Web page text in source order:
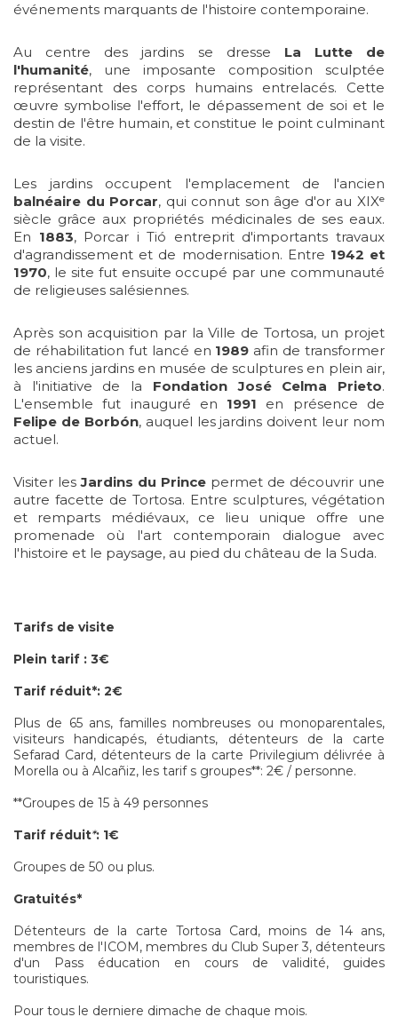
événements marquants de l'histoire contemporaine.
Au centre des jardins se dresse La Lutte de
l'humanité, une imposante composition sculptée
représentant des corps humains entrelacés. Cette
œuvre symbolise l'effort, le dépassement de soi et le
destin de l'être humain, et constitue le point culminant
de la visite.
Les jardins occupent l'emplacement de l'ancien
balnéaire du Porcar, qui connut son âge d'or au XIXᵉ
siècle grâce aux propriétés médicinales de ses eaux.
En 1883, Porcar i Tió entreprit d'importants travaux
d'agrandissement et de modernisation. Entre 1942 et
1970, le site fut ensuite occupé par une communauté
de religieuses salésiennes.
Après son acquisition par la Ville de Tortosa, un projet
de réhabilitation fut lancé en 1989 afin de transformer
les anciens jardins en musée de sculptures en plein air,
à l'initiative de la Fondation José Celma Prieto.
L'ensemble fut inauguré en 1991 en présence de
Felipe de Borbón, auquel les jardins doivent leur nom
actuel.
Visiter lesJardins du Prince permet de découvrir une
autre facette de Tortosa. Entre sculptures, végétation
et remparts médiévaux, ce lieu unique offre une
promenade où l'art contemporain dialogue avec
l'histoire et le paysage, au pied du château de la Suda.
Tarifs de visite
Plein tarif : 3€
Tarif réduit*: 2€
Plus de 65 ans, familles nombreuses ou monoparentales,
visiteurs handicapés, étudiants, détenteurs de la carte
Sefarad Card, détenteurs de la carte Privilegium délivrée à
Morella ou à Alcañiz, les tarif s groupes**: 2€ / personne.
**Groupes de 15 à 49 personnes
Tarif réduit*: 1€
Groupes de 50 ou plus.
Gratuités*
Détenteurs de la carte Tortosa Card, moins de 14 ans,
membres de l'ICOM, membres du Club Super 3, détenteurs
d'un Pass éducation en cours de validité, guides
touristiques.
Pour tous le derniere dimache de chaque mois.